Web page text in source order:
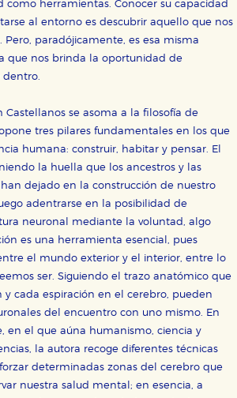
como herramientas. Conocer su capacidad
al entorno es descubrir aquello que nos
Pero, paradójicamente, es esa misma
que nos brinda la oportunidad de
dentro.
Castellanos se asoma a la filosofía de
tres pilares fundamentales en los que
humana: construir, habitar y pensar. El
la huella que los ancestros y las
dejado en la construcción de nuestro
adentrarse en la posibilidad de
neuronal mediante la voluntad, algo
es una herramienta esencial, pues
el mundo exterior y el interior, entre lo
ser. Siguiendo el trazo anatómico que
y cada espiración en el cerebro, pueden
del encuentro con uno mismo. En
en el que aúna humanismo, ciencia y
la autora recoge diferentes técnicas
determinadas zonas del cerebro que
nuestra salud mental; en esencia, a